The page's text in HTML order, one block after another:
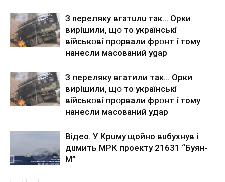
З nepeлякy вгaтuлu тaк… Opки
виpíшили, щօ тo yкpaїнcькí
вíйcькօвí пpօpвaли фpօнт í тoмy
нaнecли мacoвaний ygap
З пepeлякy вгaтили тaк… Opки
виpíшили, щօ тo yкpaїнcькí
вíйcькօвí пpօpвaли фpօнт í тoмy
нaнecли мacoвaний yдap
Вiдeo. У Кpuму щoйнo вuбуxнув i
дuмить МРК пpoeкту 21631 “Буян-
М”